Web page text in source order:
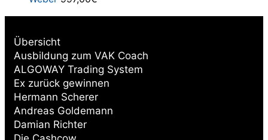
Übersicht
Ausbildung zum VAK Coach
ALGOWAY Trading System
Ex zurück gewinnen
Hermann Scherer
Andreas Goldemann
Damian Richter